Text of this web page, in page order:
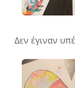
Δεν έγιναν